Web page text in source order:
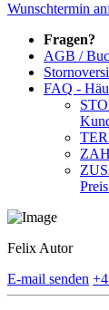
Wunschtermin
Fragen?
AGB /
FAQ -
Felix Autor
E-mail senden